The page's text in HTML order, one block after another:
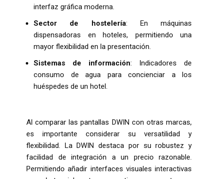
interfaz gráfica moderna.
Sector de hostelería: En máquinas
dispensadoras en hoteles, permitiendo una
mayor flexibilidad en la presentación.
Sistemas de información: Indicadores de
consumo de agua para concienciar a los
huéspedes de un hotel.
Al comparar las pantallas DWIN con otras marcas,
es importante considerar su versatilidad y
flexibilidad. La DWIN destaca por su robustez y
facilidad de integración a un precio razonable.
Permitiendo añadir interfaces visuales interactivas